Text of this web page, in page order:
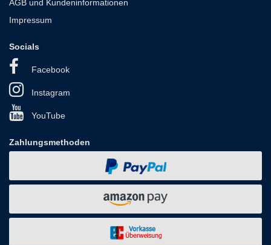
AGB und Kundeninformationen
Impressum
Socials
Facebook
Instagram
YouTube
Zahlungsmethoden